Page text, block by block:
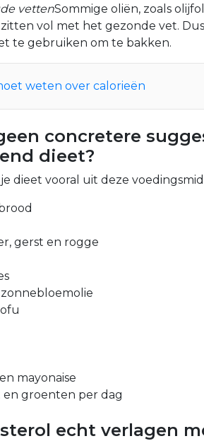
vettenSommige oliën, zoals
vol met het gezonde vet.
te gebruiken om te bakken.
weten over calorieën
concretere
dieet?
dieet vooral uit deze
gerst en rogge
mayonaise
en groenten per dag
echt verlagen